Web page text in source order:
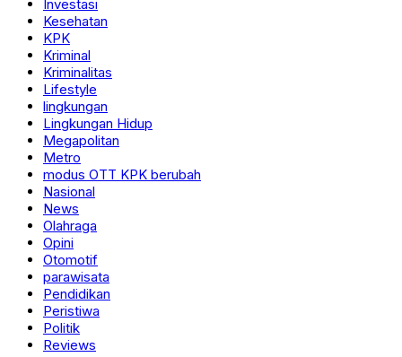
Investasi
Kesehatan
KPK
Kriminal
Kriminalitas
Lifestyle
lingkungan
Lingkungan Hidup
Megapolitan
Metro
modus OTT KPK berubah
Nasional
News
Olahraga
Opini
Otomotif
parawisata
Pendidikan
Peristiwa
Politik
Reviews